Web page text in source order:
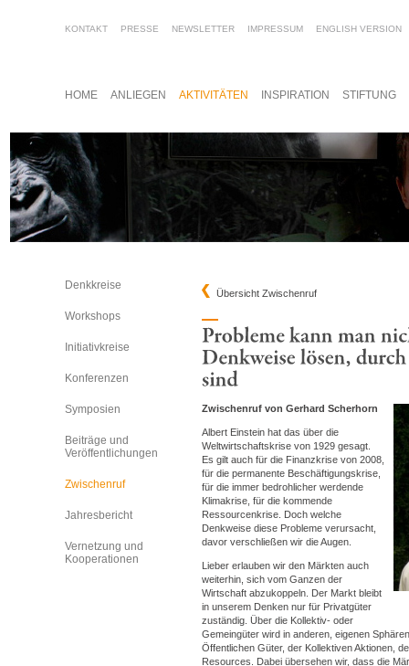
HOME ANLIEGEN AKTIVITÄTEN INSPIRATION STIFTUNG
Denkkreise
Workshops
Initiativkreise
Konferenzen
Symposien
Beiträge und
Veröffentlichungen
Zwischenruf
Jahresbericht
Vernetzung und
Kooperationen
Übersicht Zwischenruf
Zwischenruf von Gerhard Scherhorn
Albert Einstein hat das über die
Weltwirtschaftskrise von 1929 gesagt.
Es gilt auch für die Finanzkrise von 2008,
für die permanente Beschäftigungskrise,
für die immer bedrohlicher werdende
Klimakrise, für die kommende
Ressourcenkrise. Doch welche
Denkweise diese Probleme verursacht,
davor verschließen wir die Augen.
Lieber erlauben wir den Märkten auch
weiterhin, sich vom Ganzen der
Wirtschaft abzukoppeln. Der Markt bleibt
in unserem Denken nur für Privatgüter
zuständig. Über die Kollektiv- oder
Gemeingüter wird in anderen, eigenen
Öffentlichen Güter, der Kollektiven Aktionen,
Resources. Dabei übersehen wir, dass die
KONTAKT PRESSE NEWSLETTER IMPRESSUM ENGLISH VERSION